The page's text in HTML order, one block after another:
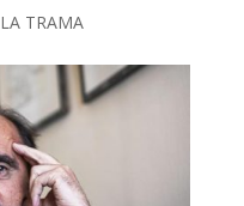
LA TRAMA